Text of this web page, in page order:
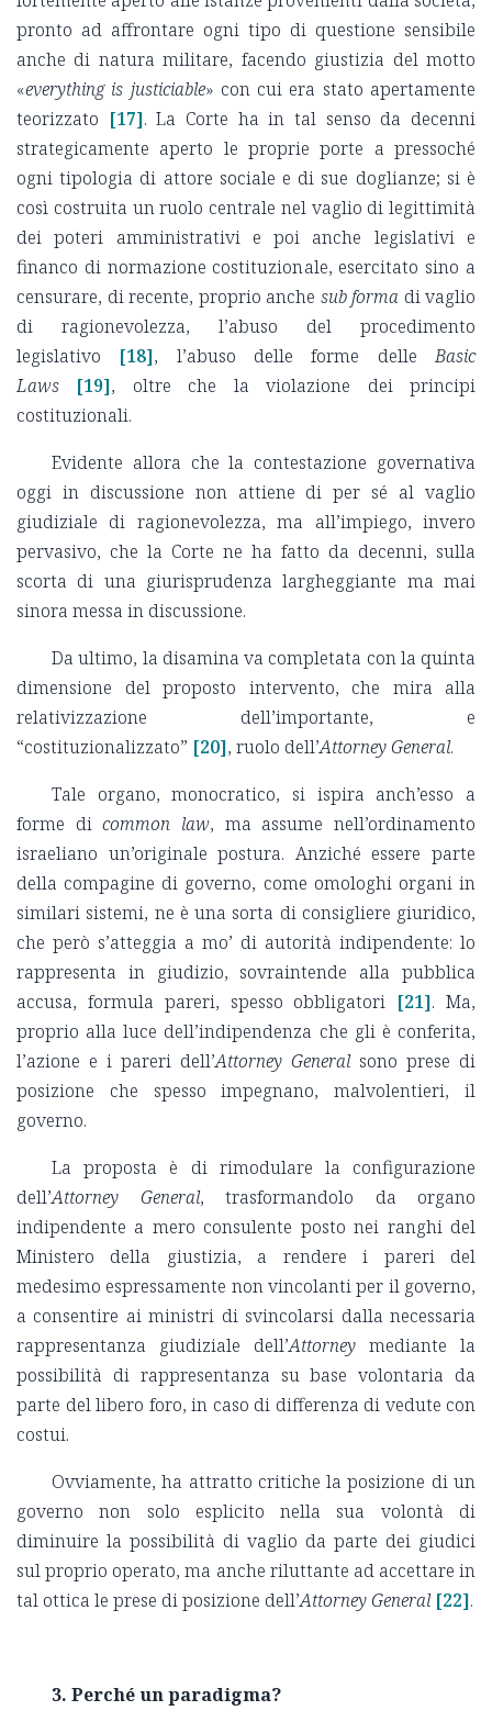
pronto ad affrontare ogni tipo di questione sensibile
anche di natura militare, facendo giustizia del motto
«everything is justiciable» con cui era stato apertamente
teorizzato [17]. La Corte ha in tal senso da decenni
strategicamente aperto le proprie porte a pressoché
ogni tipologia di attore sociale e di sue doglianze; si è
così costruita un ruolo centrale nel vaglio di legittimità
dei poteri amministrativi e poi anche legislativi e
financo di normazione costituzionale, esercitato sino a
censurare, di recente, proprio anche sub forma di vaglio
di ragionevolezza, l’abuso del procedimento
legislativo
[18], l’abuso delle forme delleBasic
Laws
[19], oltre che la violazione dei principi
costituzionali.
Evidente allora che la contestazione governativa
oggi in discussione non attiene di per sé al vaglio
giudiziale di ragionevolezza, ma all’impiego, invero
pervasivo, che la Corte ne ha fatto da decenni, sulla
scorta di una giurisprudenza largheggiante ma mai
sinora messa in discussione.
Da ultimo, la disamina va completata con la quinta
dimensione del proposto intervento, che mira alla
relativizzazione dell’importante, e
“costituzionalizzato” [20], ruolo dell’Attorney General.
Tale organo, monocratico, si ispira anch’esso a
forme dicommon law, ma assume nell’ordinamento
israeliano un’originale postura. Anziché essere parte
della compagine di governo, come omologhi organi in
similari sistemi, ne è una sorta di consigliere giuridico,
che però s’atteggia a mo’ di autorità indipendente: lo
rappresenta in giudizio, sovraintende alla pubblica
accusa, formula pareri, spesso obbligatori [21]. Ma,
proprio alla luce dell’indipendenza che gli è conferita,
l’azione e i pareri dell’Attorney Generalsono prese di
posizione che spesso impegnano, malvolentieri, il
governo.
La proposta è di rimodulare la configurazione
dell’Attorney General, trasformandolo da organo
indipendente a mero consulente posto nei ranghi del
Ministero della giustizia, a rendere i pareri del
medesimo espressamente non vincolanti per il governo,
a consentire ai ministri di svincolarsi dalla necessaria
rappresentanza giudiziale dell’Attorney mediante la
possibilità di rappresentanza su base volontaria da
parte del libero foro, in caso di differenza di vedute con
costui.
Ovviamente, ha attratto critiche la posizione di un
governo non solo esplicito nella sua volontà di
diminuire la possibilità di vaglio da parte dei giudici
sul proprio operato, ma anche riluttante ad accettare in
tal ottica le prese di posizione dell’Attorney General [22].
3. Perché un paradigma?